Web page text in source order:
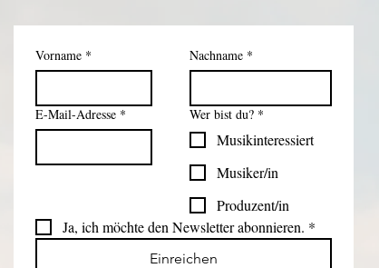
Vorname * Nachname *
E-Mail-Adresse * Wer bist du? *
Musikinteressiert
Musiker/in
Produzent/in
Ja, ich möchte den Newsletter abonnieren. *
Einreichen